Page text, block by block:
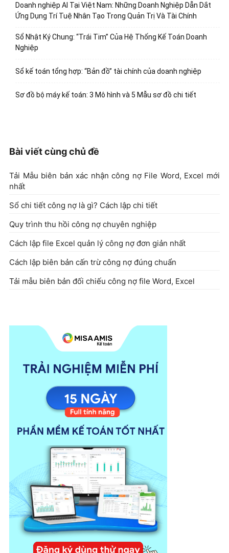
Doanh nghiệp AI Tại Việt Nam: Những Doanh Nghiệp Dẫn Dắt
Ứng Dụng Trí Tuệ Nhân Tạo Trong Quản Trị Và Tài Chính
Sổ Nhật Ký Chung: “Trái Tim” Của Hệ Thống Kế Toán Doanh
Nghiệp
Sổ kế toán tổng hợp: “Bản đồ” tài chính của doanh nghiệp
Sơ đồ bộ máy kế toán: 3 Mô hình và 5 Mẫu sơ đồ chi tiết
Bài viết cùng chủ đề
Tải Mẫu biên bản xác nhận công nợ File Word, Excel mới
nhất
Sổ chi tiết công nợ là gì? Cách lập chi tiết
Quy trình thu hồi công nợ chuyên nghiệp
Cách lập file Excel quản lý công nợ đơn giản nhất
Cách lập biên bản cấn trừ công nợ đúng chuẩn
Tải mẫu biên bản đối chiếu công nợ file Word, Excel